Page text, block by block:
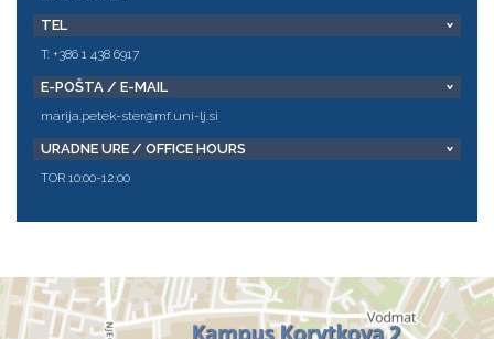
TEL
T: +386 1 438 6917
E-POŠTA / E-MAIL
marija.petek-ster@mf.uni-lj.si
URADNE URE / OFFICE HOURS
TOR 10:00-12:00